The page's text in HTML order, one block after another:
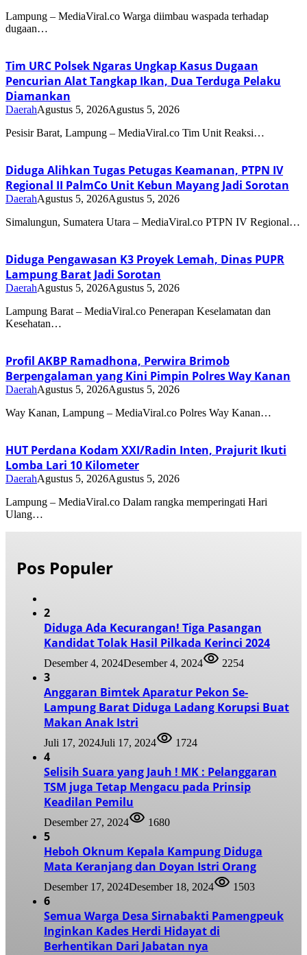
Lampung – MediaViral.co Warga diimbau waspada terhadap
dugaan…
Tim URC Polsek Ngaras Ungkap Kasus Dugaan
Pencurian Alat Tangkap Ikan, Dua Terduga Pelaku
Diamankan
DaerahAgustus 5, 2026Agustus 5, 2026
Pesisir Barat, Lampung – MediaViral.co Tim Unit Reaksi…
Diduga Alihkan Tugas Petugas Keamanan, PTPN IV
Regional II PalmCo Unit Kebun Mayang Jadi Sorotan
DaerahAgustus 5, 2026Agustus 5, 2026
Simalungun, Sumatera Utara – MediaViral.co PTPN IV Regional…
Diduga Pengawasan K3 Proyek Lemah, Dinas PUPR
Lampung Barat Jadi Sorotan
DaerahAgustus 5, 2026Agustus 5, 2026
Lampung Barat – MediaViral.co Penerapan Keselamatan dan
Kesehatan…
Profil AKBP Ramadhona, Perwira Brimob
Berpengalaman yang Kini Pimpin Polres Way Kanan
DaerahAgustus 5, 2026Agustus 5, 2026
Way Kanan, Lampung – MediaViral.co Polres Way Kanan…
HUT Perdana Kodam XXI/Radin Inten, Prajurit Ikuti
Lomba Lari 10 Kilometer
DaerahAgustus 5, 2026Agustus 5, 2026
Lampung – MediaViral.co Dalam rangka memperingati Hari
Ulang…
Pos Populer
2
Diduga Ada Kecurangan! Tiga Pasangan
Kandidat Tolak Hasil Pilkada Kerinci 2024
Desember 4, 2024Desember 4, 2024 2254
3
Anggaran Bimtek Aparatur Pekon Se-
Lampung Barat Diduga Ladang Korupsi Buat
Makan Anak Istri
Juli 17, 2024Juli 17, 2024 1724
4
Selisih Suara yang Jauh ! MK : Pelanggaran
TSM juga Tetap Mengacu pada Prinsip
Keadilan Pemilu
Desember 27, 2024 1680
5
Heboh Oknum Kepala Kampung Diduga
Mata Keranjang dan Doyan Istri Orang
Desember 17, 2024Desember 18, 2024 1503
6
Semua Warga Desa Sirnabakti Pamengpeuk
Inginkan Kades Herdi Hidayat di
Berhentikan Dari Jabatan nya